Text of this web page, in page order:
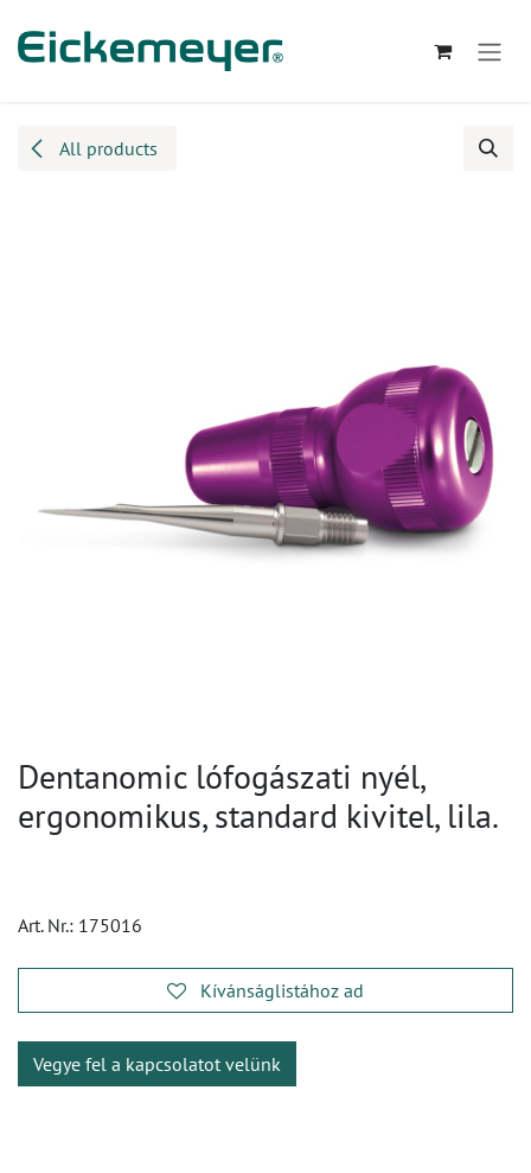
All products
Dentanomic lófogászati nyél,
ergonomikus, standard kivitel, lila.
Art. Nr.: 175016
Kívánságlistához ad
Vegye fel a kapcsolatot velünk